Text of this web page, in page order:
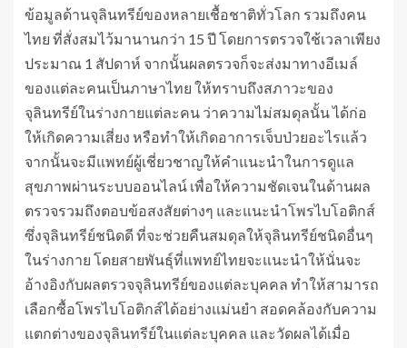
ข้อมูลด้านจุลินทรีย์ของหลายเชื้อชาติทั่วโลก รวมถึงคน
ไทย ที่สั่งสมไว้มานานกว่า 15 ปี โดยการตรวจใช้เวลาเพียง
ประมาณ 1 สัปดาห์ จากนั้นผลตรวจก็จะส่งมาทางอีเมล์
ของแต่ละคนเป็นภาษาไทย ให้ทราบถึงสภาวะของ
จุลินทรีย์ในร่างกายแต่ละคน ว่าความไม่สมดุลนั้น ได้ก่อ
ให้เกิดความเสี่ยง หรือทำให้เกิดอาการเจ็บป่วยอะไรแล้ว
จากนั้นจะมีแพทย์ผู้เชี่ยวชาญให้คำแนะนำในการดูแล
สุขภาพผ่านระบบออนไลน์ เพื่อให้ความชัดเจนในด้านผล
ตรวจรวมถึงตอบข้อสงสัยต่างๆ และแนะนำโพรไบโอติกส์
ซึ่งจุลินทรีย์ชนิดดี ที่จะช่วยคืนสมดุลให้จุลินทรีย์ชนิดอื่นๆ
ในร่างกาย โดยสายพันธุ์ที่แพทย์ไทยจะแนะนำให้นั่นจะ
อ้างอิงกับผลตรวจจุลินทรีย์ของแต่ละบุคคล ทำให้สามารถ
เลือกซื้อโพรไบโอติกส์ได้อย่างแม่นยำ สอดคล้องกับความ
แตกต่างของจุลินทรีย์ในแต่ละบุคคล และวัดผลได้เมื่อ